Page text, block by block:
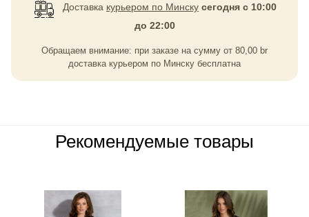
Доставка курьером по Минску сегодня с 10:00
до 22:00
Обращаем внимание: при заказе на сумму от 80,00 br
доставка курьером по Минску бесплатна
Рекомендуемые товары